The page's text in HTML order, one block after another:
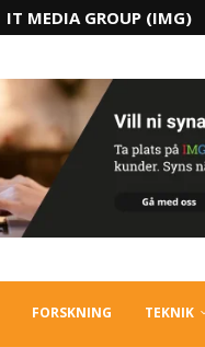
IT MEDIA GROUP (IMG)
FORSKNING TEKNIK